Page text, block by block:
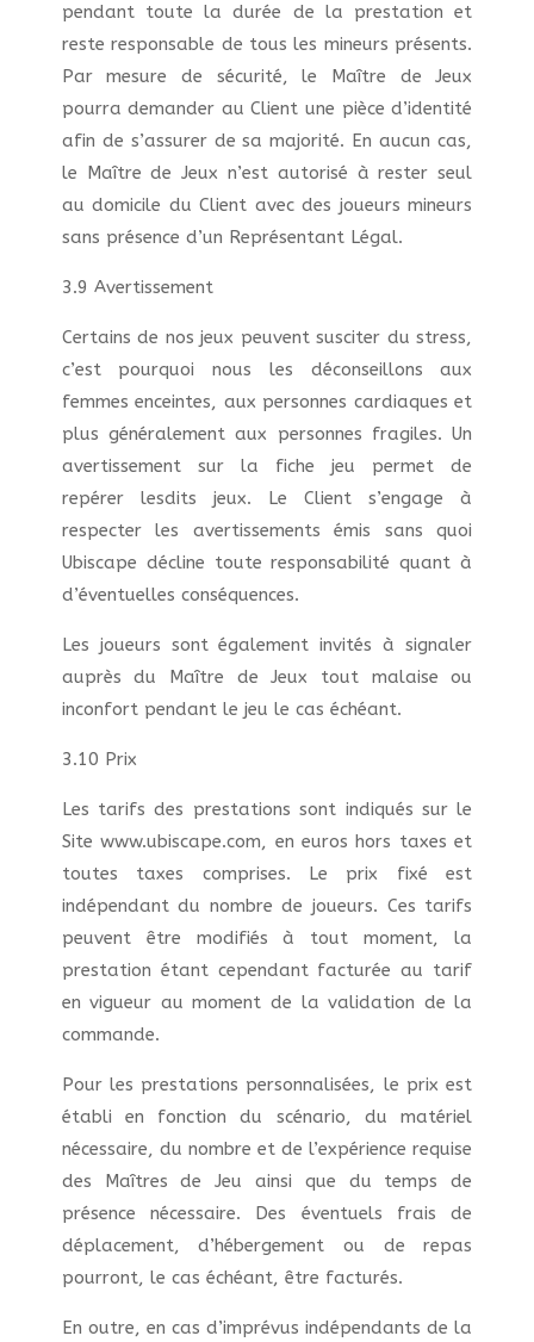
pendant toute la durée de la prestation et
reste responsable de tous les mineurs présents.
Par mesure de sécurité, le Maître de Jeux
pourra demander au Client une pièce d’identité
afin de s’assurer de sa majorité. En aucun cas,
le Maître de Jeux n’est autorisé à rester seul
au domicile du Client avec des joueurs mineurs
sans présence d’un Représentant Légal.
3.9 Avertissement
Certains de nos jeux peuvent susciter du stress,
c’est pourquoi nous les déconseillons aux
femmes enceintes, aux personnes cardiaques et
plus généralement aux personnes fragiles. Un
avertissement sur la fiche jeu permet de
repérer lesdits jeux. Le Client s’engage à
respecter les avertissements émis sans quoi
Ubiscape décline toute responsabilité quant à
d’éventuelles conséquences.
Les joueurs sont également invités à signaler
auprès du Maître de Jeux tout malaise ou
inconfort pendant le jeu le cas échéant.
3.10 Prix
Les tarifs des prestations sont indiqués sur le
Site www.ubiscape.com, en euros hors taxes et
toutes taxes comprises. Le prix fixé est
indépendant du nombre de joueurs. Ces tarifs
peuvent être modifiés à tout moment, la
prestation étant cependant facturée au tarif
en vigueur au moment de la validation de la
commande.
Pour les prestations personnalisées, le prix est
établi en fonction du scénario, du matériel
nécessaire, du nombre et de l’expérience requise
des Maîtres de Jeu ainsi que du temps de
présence nécessaire. Des éventuels frais de
déplacement, d’hébergement ou de repas
pourront, le cas échéant, être facturés.
En outre, en cas d’imprévus indépendants de la